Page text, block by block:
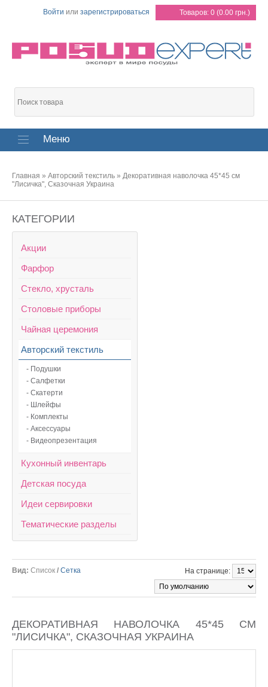
Товаров: 0 (0.00 грн.)
Войти или зарегистрироваться
Меню
Главная » Авторский текстиль » Декоративная наволочка 45*45 см
"Лисичка", Сказочная Украина
КАТЕГОРИИ
Акции
Фарфор
Стекло, хрусталь
Столовые приборы
Чайная церемония
Авторский текстиль
- Подушки
- Салфетки
- Скатерти
- Шлейфы
- Комплекты
- Аксессуары
- Видеопрезентация
Кухонный инвентарь
Детская посуда
Идеи сервировки
Тематические разделы
Вид: Список / Сетка На странице:
ДЕКОРАТИВНАЯ НАВОЛОЧКА 45*45 СМ
"ЛИСИЧКА", СКАЗОЧНАЯ УКРАИНА